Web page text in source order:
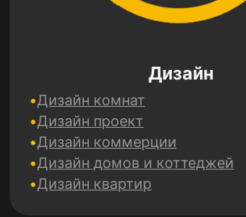
Дизайн
Дизайн комнат
Дизайн проект
Дизайн коммерции
Дизайн домов и коттеджей
Дизайн квартир